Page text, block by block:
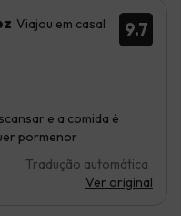
9.7
Viajou em casal
e a comida é
pormenor
Tradução automática
Ver original